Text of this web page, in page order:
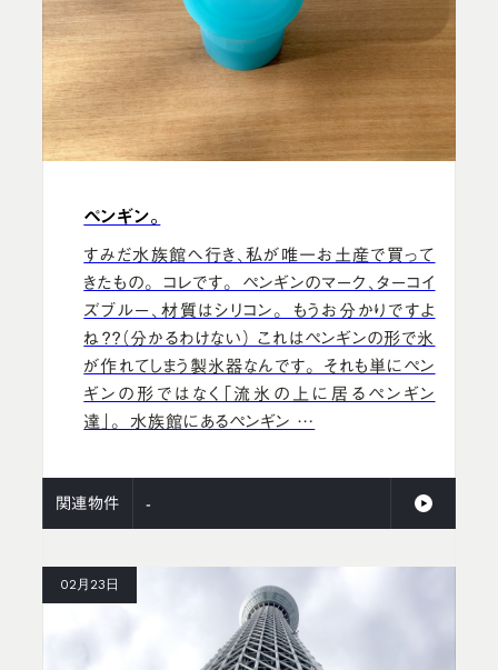
ペンギン。
すみだ水族館へ行き、私が唯一お土産で買って
きたもの。 コレです。 ペンギンのマーク、ターコイ
ズブルー、材質はシリコン。 もうお分かりですよ
ね？？（分かるわけない） これはペンギンの形で氷
が作れてしまう製氷器なんです。 それも単にペン
ギンの形ではなく「流氷の上に居るペンギン
達」。 水族館にあるペンギン …
関連物件 -
02月23日